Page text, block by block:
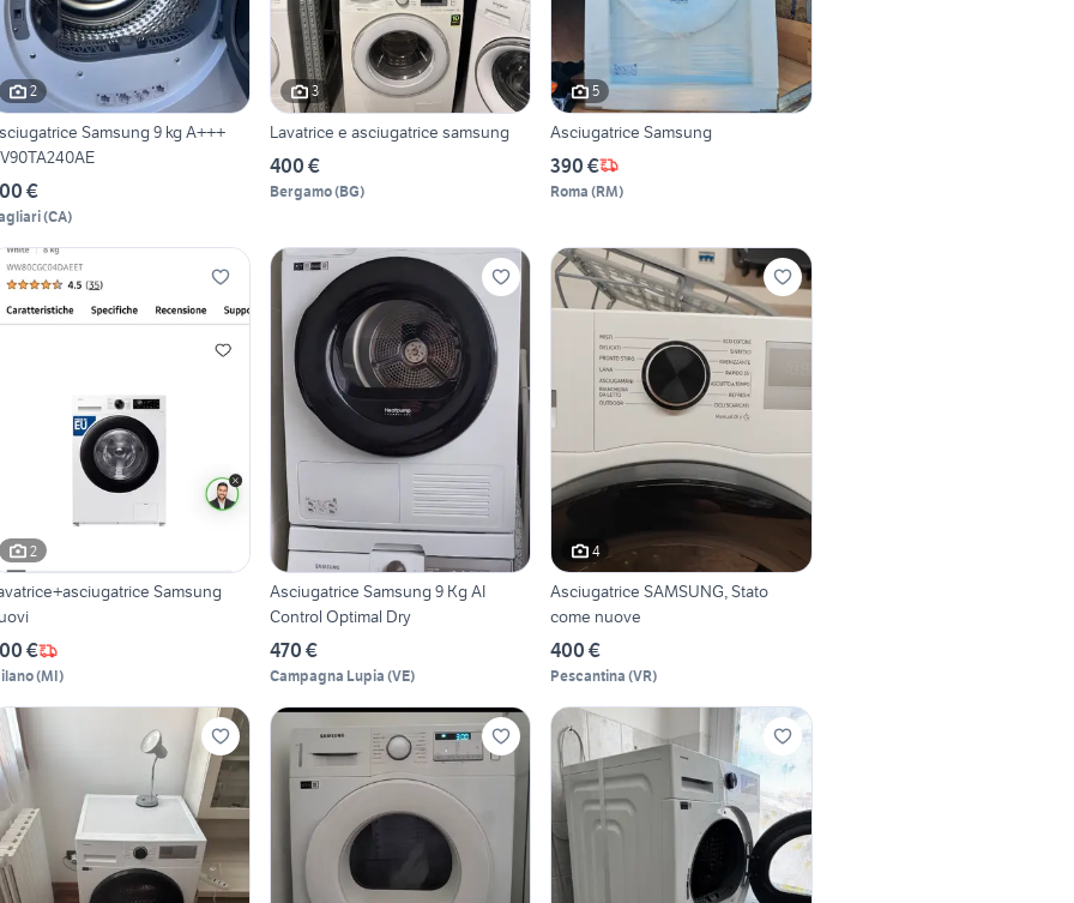
2
Samsung 9 kg A+++
€
(CA)
3
Lavatrice e asciugatrice samsung
400 €
Bergamo(BG)
5
Asciugatrice Samsung
390 €
Roma (RM)
2
Samsung
€
(MI)
Asciugatrice Samsung 9 Kg AI
Control Optimal Dry
470 €
Campagna Lupia (VE)
4
Asciugatrice SAMSUNG, Stato
come nuove
400 €
Pescantina (VR)